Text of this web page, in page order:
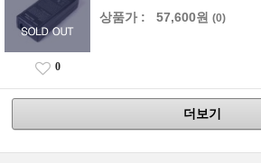
상품가 : 57,600원 (0)
0
더보기